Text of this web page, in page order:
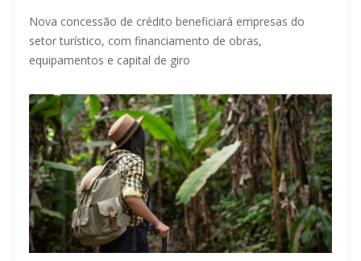
Nova concessão de crédito beneficiará empresas do
setor turístico, com financiamento de obras,
equipamentos e capital de giro